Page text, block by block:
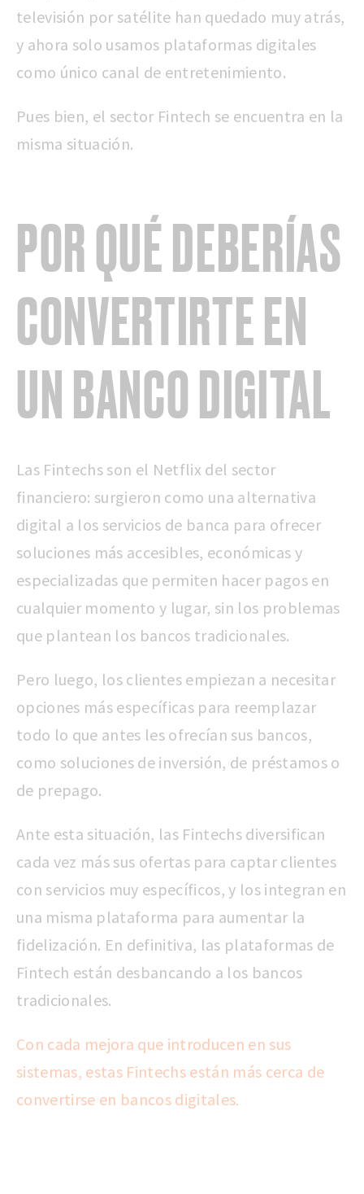
televisión por satélite han quedado muy atrás,
y ahora solo usamos plataformas digitales
como único canal de entretenimiento.
Pues bien, el sector Fintech se encuentra en la
misma situación.
POR QUÉ DEBERÍAS
CONVERTIRTE EN
UN BANCO DIGITAL
Las Fintechs son el Netflix del sector
financiero: surgieron como una alternativa
digital a los servicios de banca para ofrecer
soluciones más accesibles, económicas y
especializadas que permiten hacer pagos en
cualquier momento y lugar, sin los problemas
que plantean los bancos tradicionales.
Pero luego, los clientes empiezan a necesitar
opciones más específicas para reemplazar
todo lo que antes les ofrecían sus bancos,
como soluciones de inversión, de préstamos o
de prepago.
Ante esta situación, las Fintechs diversifican
cada vez más sus ofertas para captar clientes
con servicios muy específicos, y los integran en
una misma plataforma para aumentar la
fidelización. En definitiva, las plataformas de
Fintech están desbancando a los bancos
tradicionales.
Con cada mejora que introducen en sus
sistemas, estas Fintechs están más cerca de
convertirse en bancos digitales.